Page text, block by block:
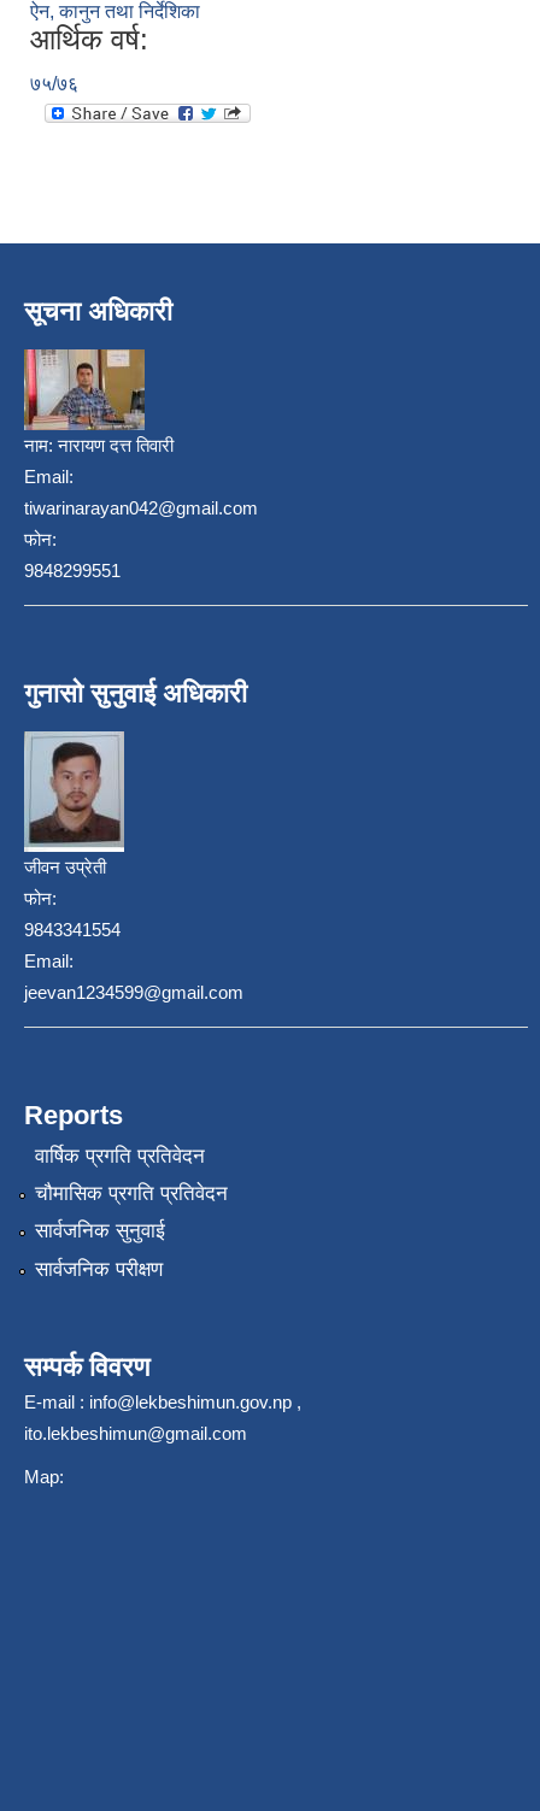
ऐन, कानुन तथा निर्देशिका
आर्थिक वर्ष:
७५/७६
सूचना अधिकारी
नाम:नारायण दत्त तिवारी
Email:
tiwarinarayan042@gmail.com
फोन:
9848299551
गुनासो सुनुवाई अधिकारी
जीवन उप्रेती
फोन:
9843341554
Email:
jeevan1234599@gmail.com
Reports
वार्षिक प्रगति प्रतिवेदन
चौमासिक प्रगति प्रतिवेदन
सार्वजनिक सुनुवाई
सार्वजनिक परीक्षण
सम्पर्क विवरण
E-mail : info@lekbeshimun.gov.np ,
ito.lekbeshimun@gmail.com
Map: